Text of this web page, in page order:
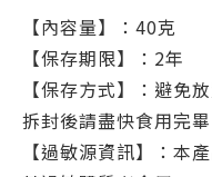
【內容量】：40克
【保存期限】
：2年
【保存方式】：避免
拆封後請盡快食用完畢
【過敏源資訊】：本